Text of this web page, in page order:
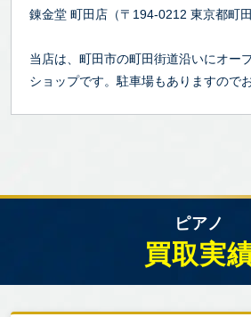
錬金堂 町田店（〒194-0212 東京都町
当店は、町田市の町田街道沿いにオー
ショップです。駐車場もありますので
ピアノ
買取実